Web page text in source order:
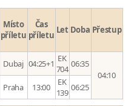
Místo
příletu
Čas
příletu Let Doba Přestup
Dubaj 04:25+1 EK
704 06:35
04:10
Praha 13:00
EK
139 06:25